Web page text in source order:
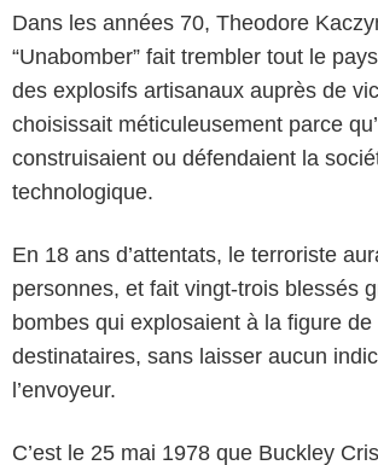
Dans les années 70, Theodore
“Unabomber” fait trembler tout le
des explosifs artisanaux auprès de
choisissait méticuleusement parce
construisaient ou défendaient la
technologique.
En 18 ans d’attentats, le terroriste
personnes, et fait vingt-trois blessés
bombes qui explosaient à la figure de
destinataires, sans laisser aucun
l’envoyeur.
C’est le 25 mai 1978 que Buckley